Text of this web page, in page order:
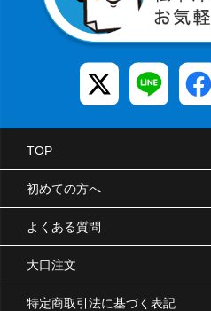
TOP
初めての方へ
よくある質問
大口注文
特定商取引法に基づく表記